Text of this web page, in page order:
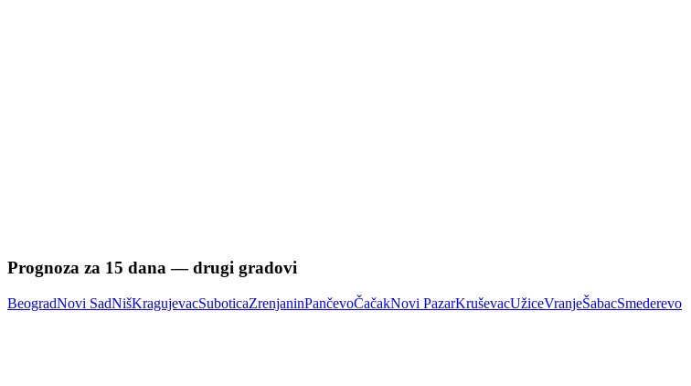
Prognoza za 15 dana — drugi gradovi
BeogradNovi SadNišKragujevacSuboticaZrenjaninPančevoČačakNovi PazarKruševacUžiceVranjeŠabacSmederevo